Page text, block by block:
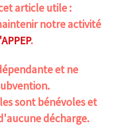
article utile :
notre activité
.
et ne
sont bénévoles et
décharge.